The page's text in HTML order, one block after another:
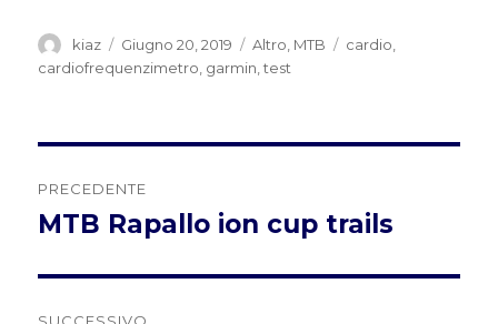
Autore
kiaz
Pubblicato
il
Giugno 20, 2019 Categorie
Altro, MTB Tag
cardio,
cardiofrequenzimetro, garmin,test
articoli
PRECEDENTE
Articolo
MTB Rapallo ion cup trails